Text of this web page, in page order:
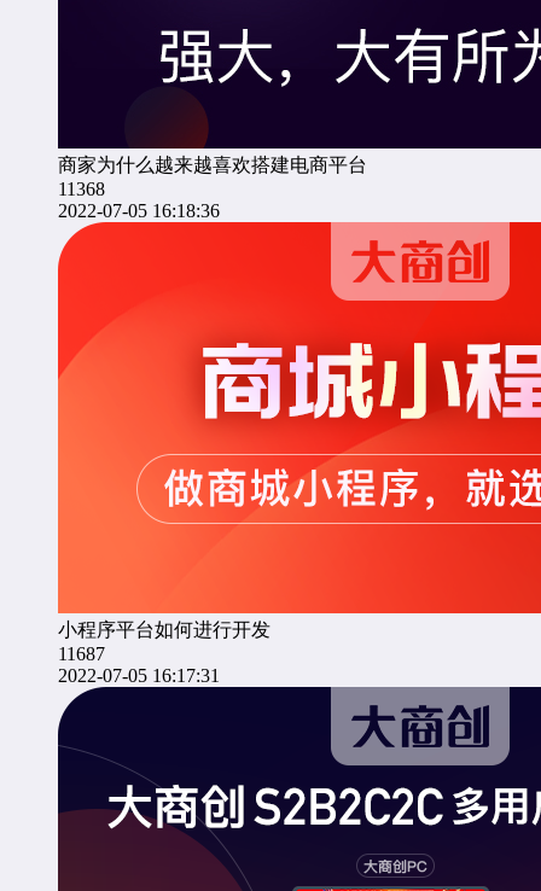
商家为什么越来越喜欢搭建电商平台
11368
2022-07-05 16:18:36
小程序平台如何进行开发
11687
2022-07-05 16:17:31